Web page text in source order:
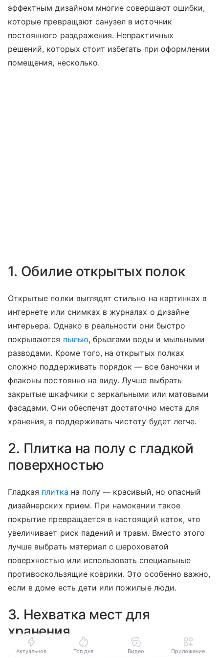
эффектным дизайном многие совершают ошибки,
которые превращают санузел в источник
постоянного раздражения. Непрактичных
решений, которых стоит избегать при оформлении
помещения, несколько.
1. Обилие открытых полок
Открытые полки выглядят стильно на картинках в
интернете или снимках в журналах о дизайне
интерьера. Однако в реальности они быстро
покрываются пылью, брызгами воды и мыльными
разводами. Кроме того, на открытых полках
сложно поддерживать порядок — все баночки и
флаконы постоянно на виду. Лучше выбрать
закрытые шкафчики с зеркальными или матовыми
фасадами. Они обеспечат достаточно места для
хранения, а поддерживать чистоту будет легче.
2. Плитка на полу с гладкой
поверхностью
Гладкая плитка на полу — красивый, но опасный
дизайнерских прием. При намокании такое
покрытие превращается в настоящий каток, что
увеличивает риск падений и травм. Вместо этого
лучше выбрать материал с шероховатой
поверхностью или использовать специальные
противоскользящие коврики. Это особенно важно,
если в доме есть дети или пожилые люди.
3. Нехватка мест для
хранения
Актуальное Топ дня Видео Приложение